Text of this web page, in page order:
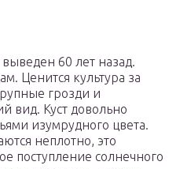
60 лет назад.
Ценится культура за
грозди и
вид. Куст довольно
изумрудного цвета.
неплотно, это
поступление солнечного